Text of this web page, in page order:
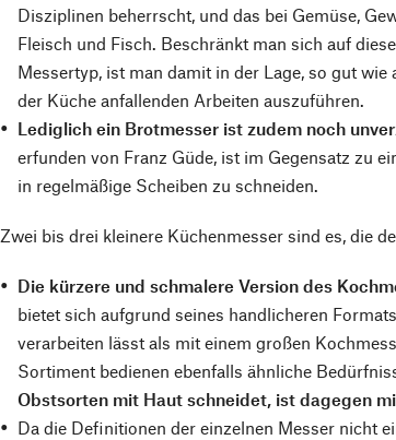
Disziplinen beherrscht, und das bei Gemüse,
Fleisch und Fisch. Beschränkt man sich auf
Messertyp, ist man damit in der Lage, so gut wie
der Küche anfallenden Arbeiten auszuführen.
Lediglich ein Brotmesser ist zudem noch
erfunden von Franz Güde, ist im Gegensatz zu
in regelmäßige Scheiben zu schneiden.
Zwei bis drei kleinere Küchenmesser sind es, die
Die kürzere und schmalere Version des
bietet sich aufgrund seines handlicheren
verarbeiten lässt als mit einem großen
Sortiment bedienen ebenfalls ähnliche
Obstsorten mit Haut schneidet, ist dagegen
Da die Definitionen der einzelnen Messer nicht